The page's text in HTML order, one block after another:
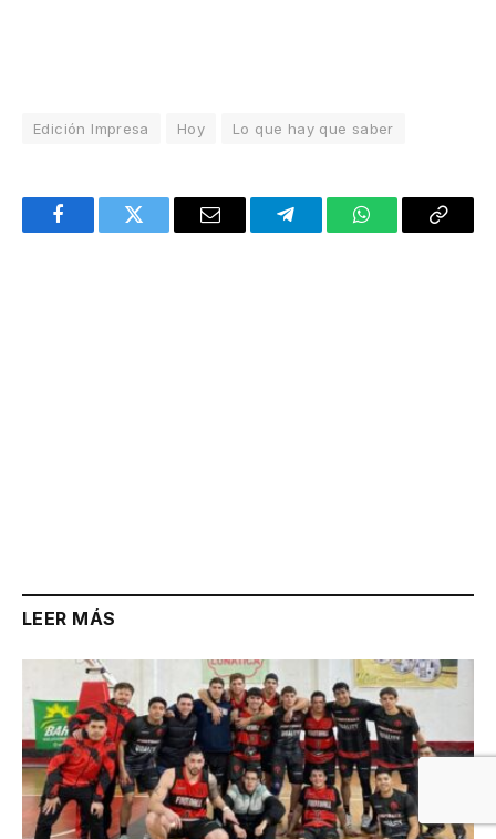
Edición Impresa Hoy Lo que hay que saber
FacebookTwitter Email TelegramWhatsAppCopy
LEER MÁS